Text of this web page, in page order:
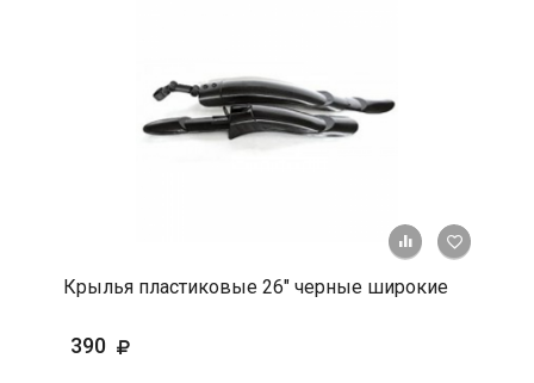
+ К
Крылья пластиковые 26" черные широкие
390